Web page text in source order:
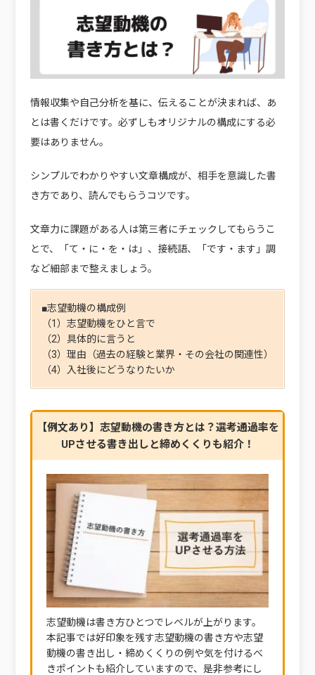
情報収集や自己分析を基に、伝えることが決まれば、あ
とは書くだけです。必ずしもオリジナルの構成にする必
要はありません。
シンプルでわかりやすい文章構成が、相手を意識した書
き方であり、読んでもらうコツです。
文章力に課題がある人は第三者にチェックしてもらうこ
とで、「て・に・を・は」、接続語、「です・ます」調
など細部まで整えましょう。
■志望動機の構成例
（1）志望動機をひと言で
（2）具体的に言うと
（3）理由（過去の経験と業界・その会社の関連性）
（4）入社後にどうなりたいか
【例文あり】志望動機の書き方とは？選考通過率を
UPさせる書き出しと締めくくりも紹介！
志望動機は書き方ひとつでレベルが上がります。
本記事では好印象を残す志望動機の書き方や志望
動機の書き出し・締めくくりの例や気を付けるべ
きポイントも紹介していますので、是非参考にし